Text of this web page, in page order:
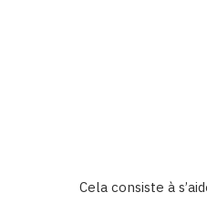
Cela consiste à